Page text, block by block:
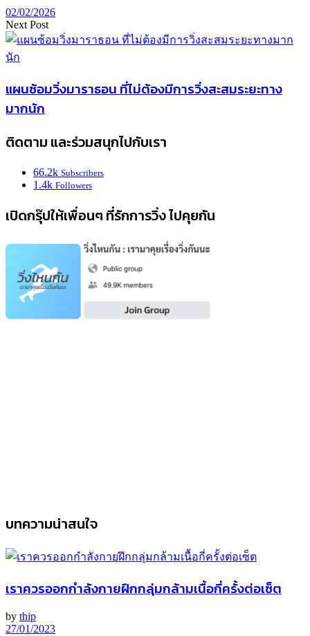
02/02/2026
Next Post
แผนซ้อมวิ่งมาราธอน ที่ไม่ต้องมีการวิ่งสะสมระยะทาง
มากนัก
ติดตาม และร่วมสนุกไปกับเรา
66.2k Subscribers
1.4k Followers
เปิดกรุ๊ปให้เพื่อนๆ ที่รักการวิ่ง ไปคุยกัน
บทความน่าสนใจ
เราควรออกกำลังกายฝึกกลุ่มกล้ามเนื้อกี่ครั้งต่อเซ็ต
by thip
27/01/2023